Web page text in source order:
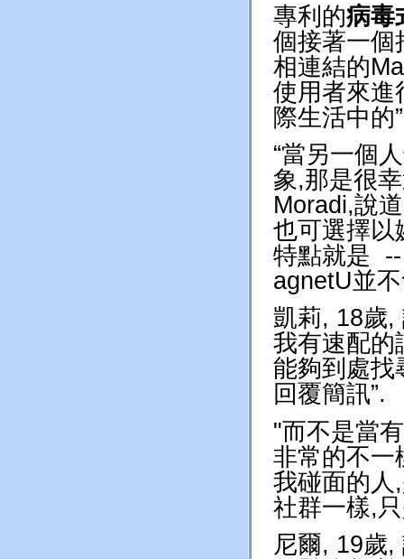
專利的病毒
個接著一個
相連結的
使用者來進
際生活中的
“當另一個
象,那是很
Moradi,說
也可選擇以
特點就是 --
agnetU並
凱莉, 18歲,
我有速配的
能夠到處找
回覆簡訊”.
"而不是當
非常的不一
我碰面的人
社群一樣,
尼爾, 19歲